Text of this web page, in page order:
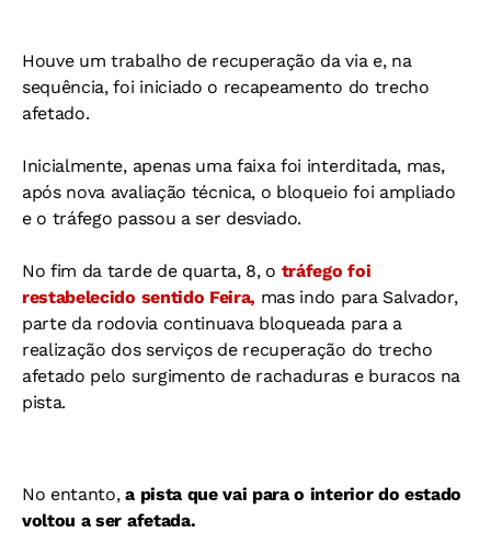
Houve um trabalho de recuperação da via e, na
sequência, foi iniciado o recapeamento do trecho
afetado.
Inicialmente, apenas uma faixa foi interditada, mas,
após nova avaliação técnica, o bloqueio foi ampliado
e o tráfego passou a ser desviado.
No fim da tarde de quarta, 8, o tráfego foi
restabelecido sentido Feira, mas indo para Salvador,
parte da rodovia continuava bloqueada para a
realização dos serviços de recuperação do trecho
afetado pelo surgimento de rachaduras e buracos na
pista.
No entanto,a pista que vai para o interior do estado
voltou a ser afetada.